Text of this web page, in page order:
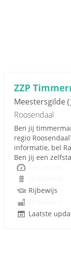
ZZP
Meestersgilde
Roosendaal
Ben jij
regio
informatie, bel
Ben jij een
Rijbewijs
Laatste